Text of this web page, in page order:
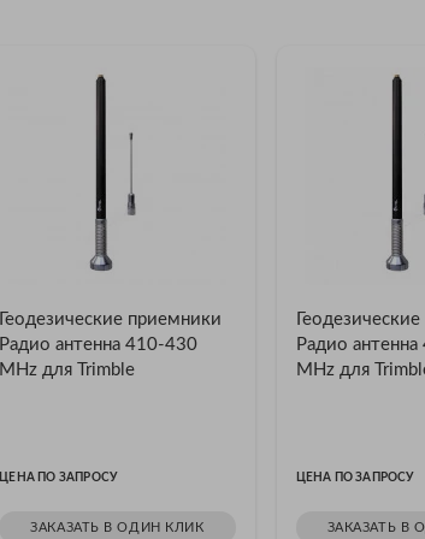
Геодезические приемники
Радио антенна 410-430
MHz для Trimble
ЦЕНА ПО ЗАПРОСУ
ЗАКАЗАТЬ В ОДИН КЛИК
Радио
MHz для
ЦЕНА ПО ЗАПРОСУ
ЗАКАЗАТЬ В